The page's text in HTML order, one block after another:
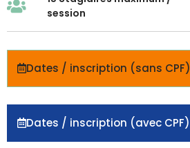
session
Dates / inscription (sans CPF)
Dates / inscription (avec CPF)